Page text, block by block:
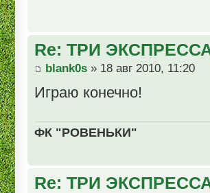
Re: ТРИ
blank0s » 18 авг 2010, 11:20
Играю конечно!
ФК "РОВЕНЬКИ"
Re: ТРИ